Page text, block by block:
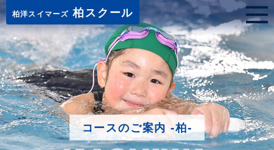
柏洋スイマーズ 柏スクール
コースのご案内 -柏-